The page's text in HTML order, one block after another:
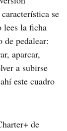
se
lees la ficha
de pedalear:
aparcar,
a subirse
este cuadro
de